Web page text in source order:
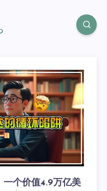
个价值4.9万亿美